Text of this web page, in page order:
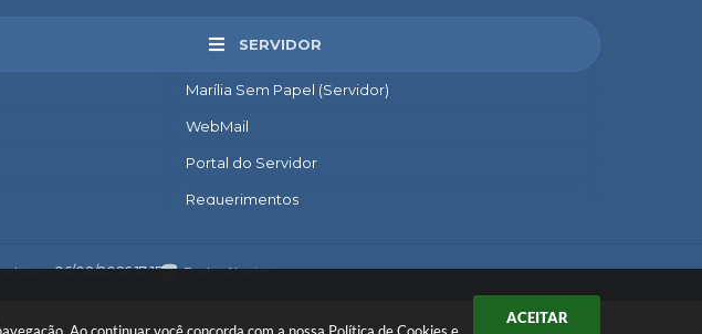
ACEITAR
SERVIDOR
Marília Sem Papel (Servidor)
WebMail
Portal do Servidor
Requerimentos
Consignado
em:06/08/2026 17:17 Dados Abertos